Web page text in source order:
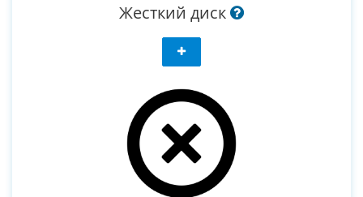
Жесткий диск